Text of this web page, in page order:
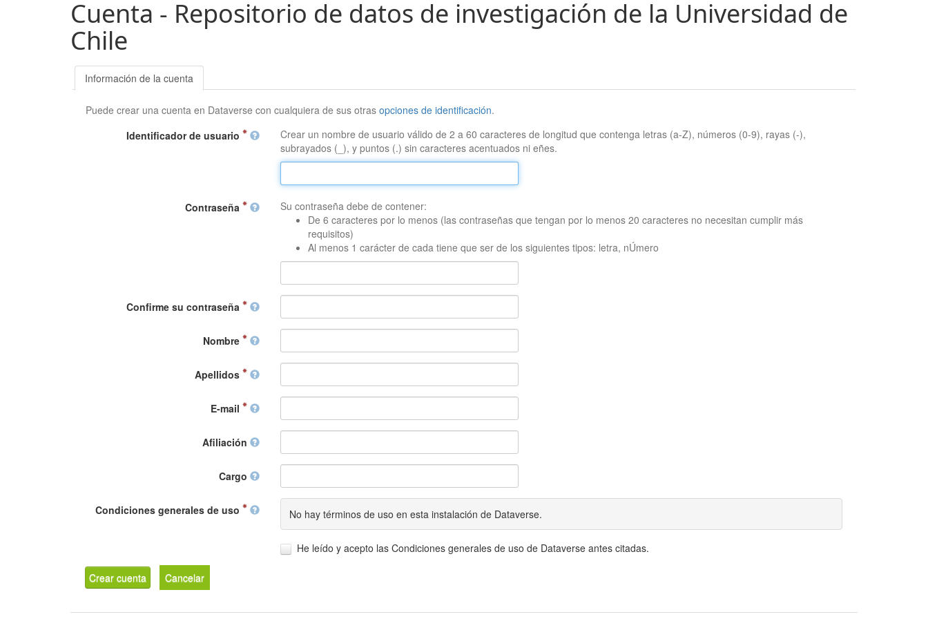
Cuenta - Repositorio de datos de investigación de la Universidad de
Chile
Información de la cuenta
Puede crear una cuenta en Dataverse con cualquiera de sus otrasopciones de identificación.
Identificador de usuario
Crear un nombre de usuario válido de 2 a 60 caracteres de longitud que contenga letras (a-Z), números (0-9), rayas (-),
subrayados (_), y puntos (.) sin caracteres acentuados ni eñes.
Contraseña
Su contraseña debe de contener:
De 6 caracteres por lo menos (las contraseñas que tengan por lo menos 20 caracteres no necesitan cumplir más
requisitos)
Al menos 1 carácter de cada tiene que ser de los siguientes tipos: letra, nÚmero
Confirme su contraseña
Nombre
Apellidos
E-mail
Afiliación
Cargo
Condiciones generales de uso No hay términos de uso en esta instalación de Dataverse.
He leído y acepto las Condiciones generales de uso de Dataverse antes citadas.
Crear cuenta Cancelar